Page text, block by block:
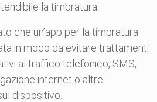
la timbratura.
che un’app per la timbratura
in modo da evitare trattamenti
al traffico telefonico, SMS,
internet o altre
dispositivo.